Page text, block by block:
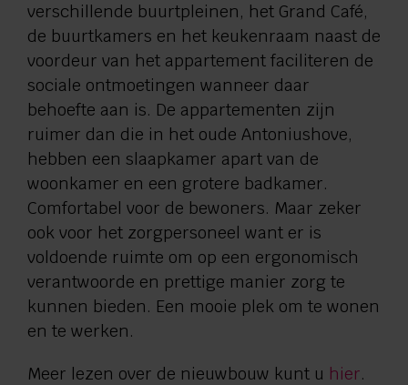
verschillende buurtpleinen, het Grand Café,
de buurtkamers en het keukenraam naast de
voordeur van het appartement faciliteren de
sociale ontmoetingen wanneer daar
behoefte aan is. De appartementen zijn
ruimer dan die in het oude Antoniushove,
hebben een slaapkamer apart van de
woonkamer en een grotere badkamer.
Comfortabel voor de bewoners. Maar zeker
ook voor het zorgpersoneel want er is
voldoende ruimte om op een ergonomisch
verantwoorde en prettige manier zorg te
kunnen bieden. Een mooie plek om te wonen
en te werken.
Meer lezen over de nieuwbouw kunt u hier.